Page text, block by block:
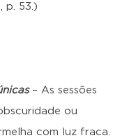
p. 53.)
– As sessões
ou
com luz fraca.